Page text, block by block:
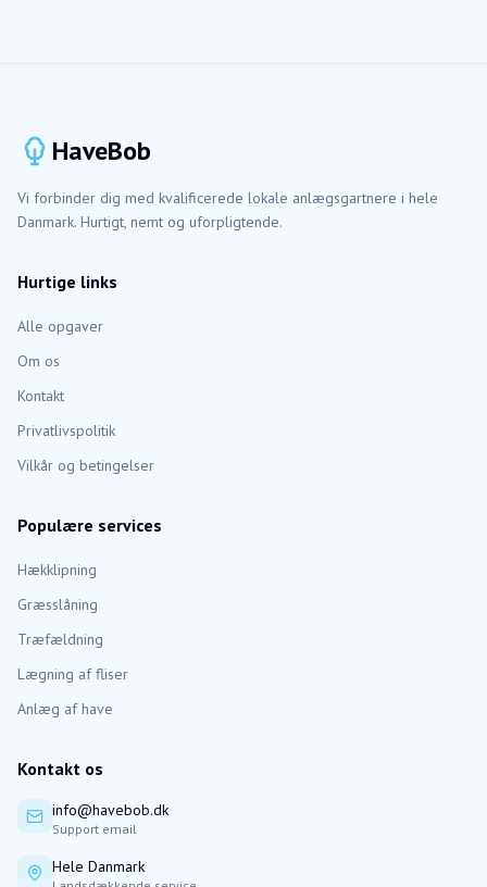
HaveBob
Vi forbinder dig med kvalificerede lokale anlægsgartnere i hele
Danmark. Hurtigt, nemt og uforpligtende.
Hurtige links
Alle opgaver
Om os
Kontakt
Privatlivspolitik
Vilkår og betingelser
Populære services
Hækklipning
Græsslåning
Træfældning
Lægning af fliser
Anlæg af have
Kontakt os
info@havebob.dk
Support email
Hele Danmark